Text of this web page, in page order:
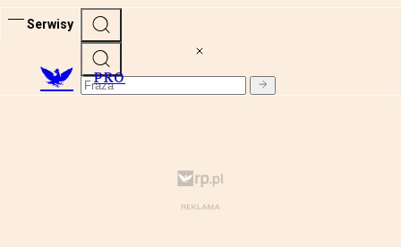
Serwisy
PRO